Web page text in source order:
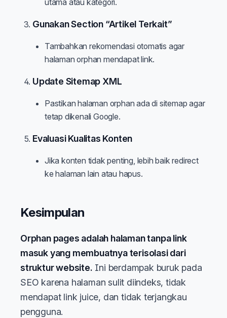
utama atau kategori.
Gunakan Section “Artikel Terkait”
Tambahkan rekomendasi otomatis agar
halaman orphan mendapat link.
Update Sitemap XML
Pastikan halaman orphan ada di sitemap agar
tetap dikenali Google.
Evaluasi Kualitas Konten
Jika konten tidak penting, lebih baik redirect
ke halaman lain atau hapus.
Kesimpulan
Orphan pages adalah halaman tanpa link
masuk yang membuatnya terisolasi dari
struktur website. Ini berdampak buruk pada
SEO karena halaman sulit diindeks, tidak
mendapat link juice, dan tidak terjangkau
pengguna.